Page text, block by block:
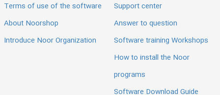
Terms of use of the software
About Noorshop
Introduce Noor Organization
Support center
Answer to question
Software training Workshops
How to install the Noor
programs
Software Download Guide